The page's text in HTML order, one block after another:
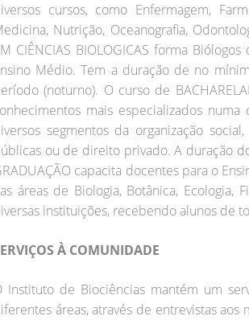
cursos, como Enfermagem,
Nutrição, Oceanografia,
CIÊNCIAS BIOLOGICAS forma
Médio. Tem a duração de no
(noturno). O curso de
mais especializados
segmentos da organização
ou de direito privado. A duração
capacita docentes para o
áreas de Biologia, Botânica, Ecologia,
instituições, recebendo alunos de
À COMUNIDADE
Instituto de Biociências mantém um
áreas, através de entrevistas